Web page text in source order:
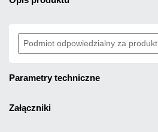
Podmiot odpowiedzialny za produkt
parametry techniczne
załączniki